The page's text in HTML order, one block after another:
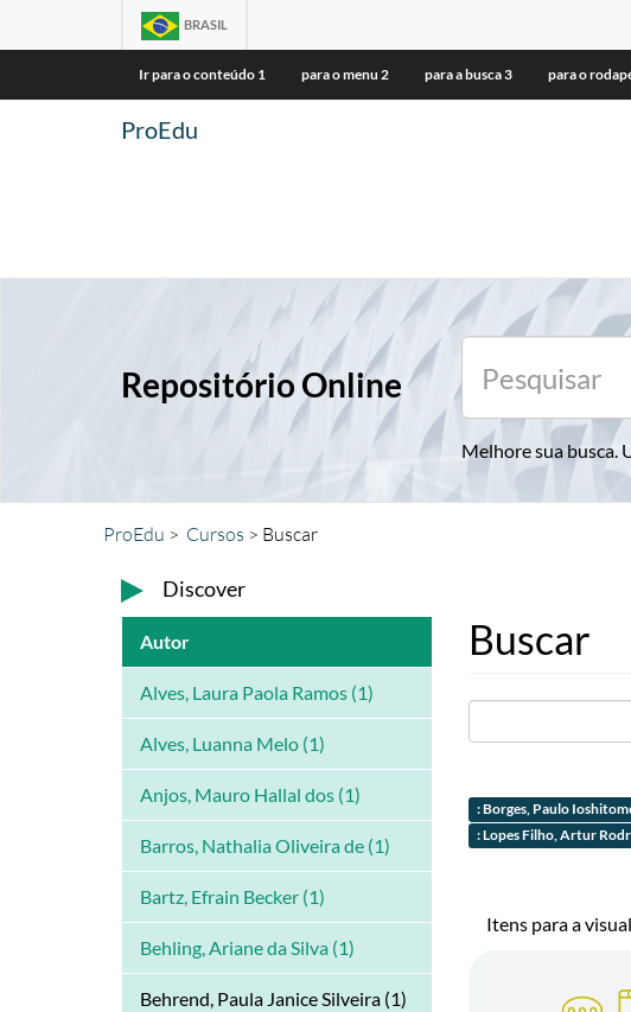
BRASIL
Ir para o conteúdo 1 para o menu 2 para a busca3 para o
ProEdu
Repositório Online
Melhore sua busca.
ProEdu Cursos Buscar
Discover
Autor
Alves, Laura Paola Ramos (1)
Alves, Luanna Melo (1)
Anjos, Mauro Hallal dos (1)
Barros, Nathalia Oliveira de (1)
Bartz, Efrain Becker (1)
Behling, Ariane da Silva (1)
Behrend, Paula Janice Silveira (1)
Buscar
: Borges, Paulo
: Lopes Filho, Artur
Itens para a